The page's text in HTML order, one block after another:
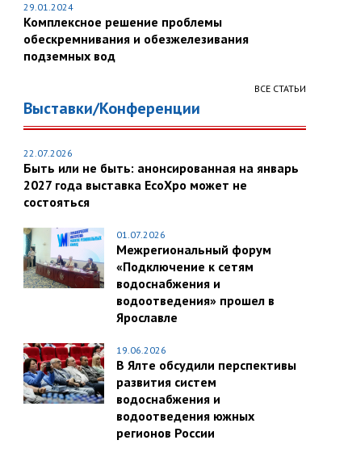
29.01.2024
Комплексное решение проблемы
обескремнивания и обезжелезивания
подземных вод
ВСЕ СТАТЬИ
Выставки/Конференции
22.07.2026
Быть или не быть: анонсированная на январь
2027 года выставка EcoXpo может не
состояться
01.07.2026
Межрегиональный форум
«Подключение к сетям
водоснабжения и
водоотведения» прошел в
Ярославле
19.06.2026
В Ялте обсудили перспективы
развития систем
водоснабжения и
водоотведения южных
регионов России